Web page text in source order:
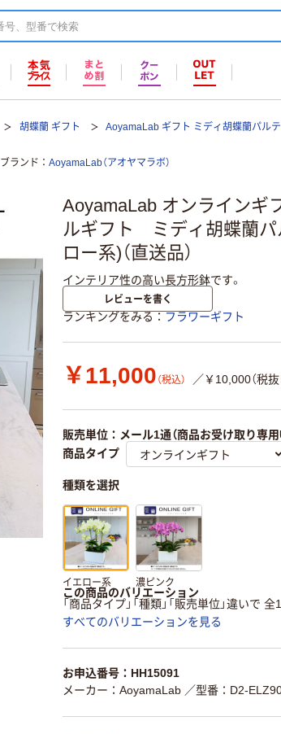
胡蝶蘭 ギフト AoyamaLab ギフト ミディ胡蝶蘭パルテ
ブランド AoyamaLab（アオヤマラボ）
AoyamaLab オンライン
ルギフト ミディ胡蝶蘭パ
ロー系)（直送品）
インテリア性の高い長方形鉢です。
レビューを書く
ランキングをみる フラワーギフト
￥11,000 （税込） ／￥10,000（税抜
販売単位：メール1通（商品お受け取り専用
商品タイプ
種類を選択
イエロー系 濃ピンク
この商品のバリエーション
「商品タイプ」「種類」「販売単位」違いで
すべてのバリエーションを見る
お申込番号：HH15091
メーカー：AoyamaLab ／型番：D2-